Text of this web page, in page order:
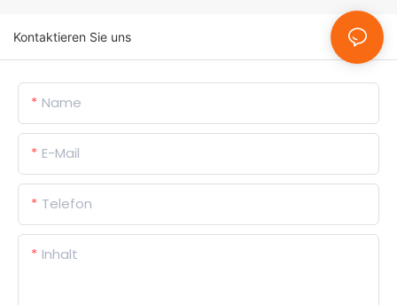
Kontaktieren Sie uns
Name
E-Mail
Telefon
Inhalt